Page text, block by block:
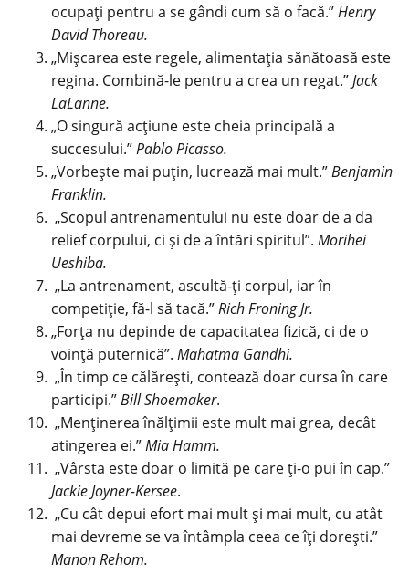
ocupați pentru a se gândi cum să o facă.”Henry
David Thoreau.
„Mișcarea este regele, alimentația sănătoasă este
regina. Combină-le pentru a crea un regat.”Jack
LaLanne.
„O singură acțiune este cheia principală a
succesului.”Pablo Picasso.
„Vorbește mai puțin, lucrează mai mult.”Benjamin
Franklin.
„Scopul antrenamentului nu este doar de a da
relief corpului, ci și de a întări spiritul”. Morihei
Ueshiba.
„La antrenament, ascultă-ți corpul, iar în
competiție, fă-l să tacă.”Rich Froning Jr.
„Forța nu depinde de capacitatea fizică, ci de o
voință puternică”. Mahatma Gandhi.
„În timp ce călărești, contează doar cursa în care
participi.”Bill Shoemaker.
„Menținerea înălțimii este mult mai grea, decât
atingerea ei.”Mia Hamm.
„Vârsta este doar o limită pe care ți-o pui în cap.”
Jackie Joyner-Kersee.
„Cu cât depui efort mai mult și mai mult, cu atât
mai devreme se va întâmpla ceea ce îți dorești.”
Manon Rehom.